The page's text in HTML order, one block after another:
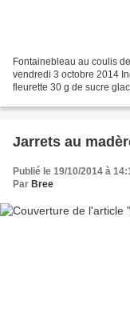
Fontainebleau au coulis
vendredi 3 octobre 2014
fleurette 30 g de sucre
Jarrets au
Publié le 19/10/2014 à
Par Bree